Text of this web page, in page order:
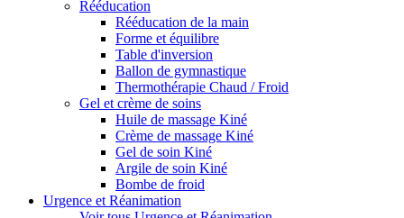
Rééducation
Rééducation de la main
Forme et équilibre
Table d'inversion
Ballon de gymnastique
Thermothérapie Chaud / Froid
Gel et crème de soins
Huile de massage Kiné
Crème de massage Kiné
Gel de soin Kiné
Argile de soin Kiné
Bombe de froid
Urgence et Réanimation